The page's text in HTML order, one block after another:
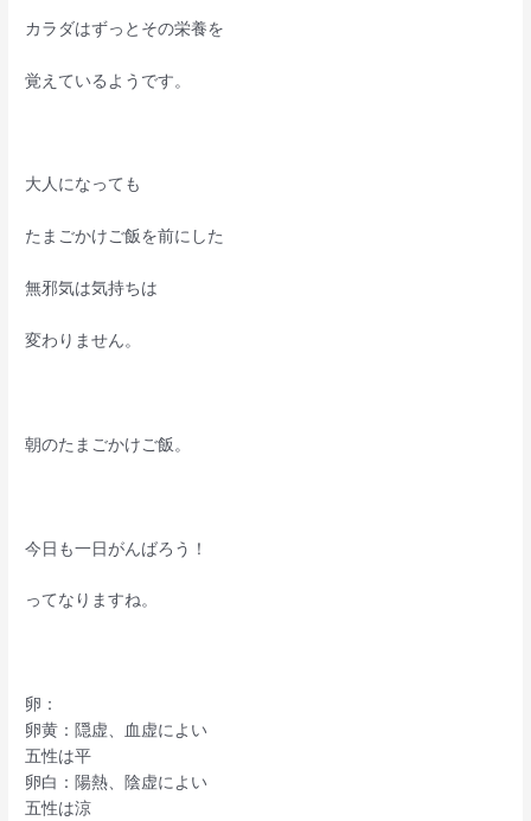
カラダはずっとその栄養を
覚えているようです。
大人になっても
たまごかけご飯を前にした
無邪気は気持ちは
変わりません。
朝のたまごかけご飯。
今日も一日がんばろう！
ってなりますね。
卵：
卵黄：隠虚、血虚によい
五性は平
卵白：陽熱、陰虚によい
五性は涼